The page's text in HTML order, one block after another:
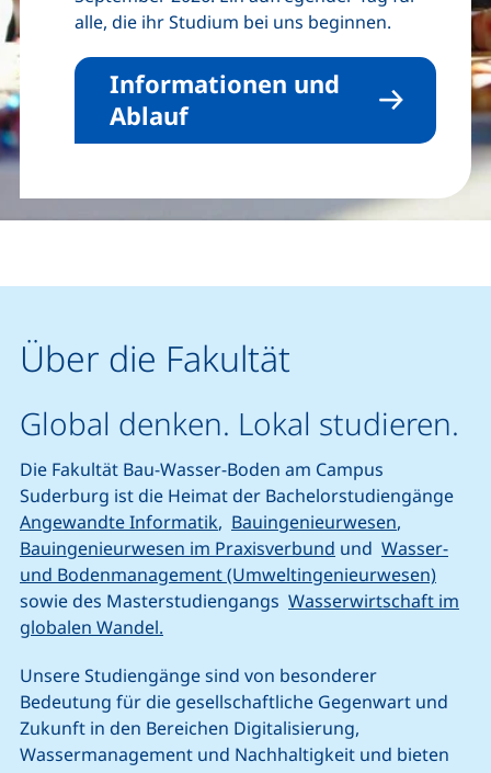
alle, die ihr Studium bei uns beginnen.
Informationen und
Ablauf
Über die Fakultät
Global denken. Lokal studieren.
Die Fakultät Bau-Wasser-Boden am Campus
Suderburg ist die Heimat der Bachelorstudiengänge
Angewandte Informatik, Bauingenieurwesen,
Bauingenieurwesen im Praxisverbund und Wasser-
und Bodenmanagement (Umweltingenieurwesen)
sowie des Masterstudiengangs Wasserwirtschaft im
globalen Wandel.
Unsere Studiengänge sind von besonderer
Bedeutung für die gesellschaftliche Gegenwart und
Zukunft in den Bereichen Digitalisierung,
Wassermanagement und Nachhaltigkeit und bieten